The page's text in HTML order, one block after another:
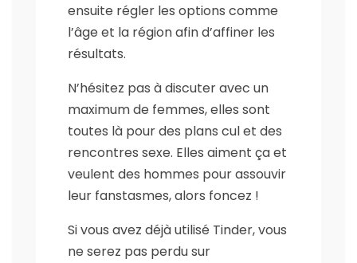
ensuite régler les options comme
l’âge et la région afin d’affiner les
résultats.
N’hésitez pas à discuter avec un
maximum de femmes, elles sont
toutes là pour des plans cul et des
rencontres sexe. Elles aiment ça et
veulent des hommes pour assouvir
leur fanstasmes, alors foncez !
Si vous avez déjà utilisé Tinder, vous
ne serez pas perdu sur